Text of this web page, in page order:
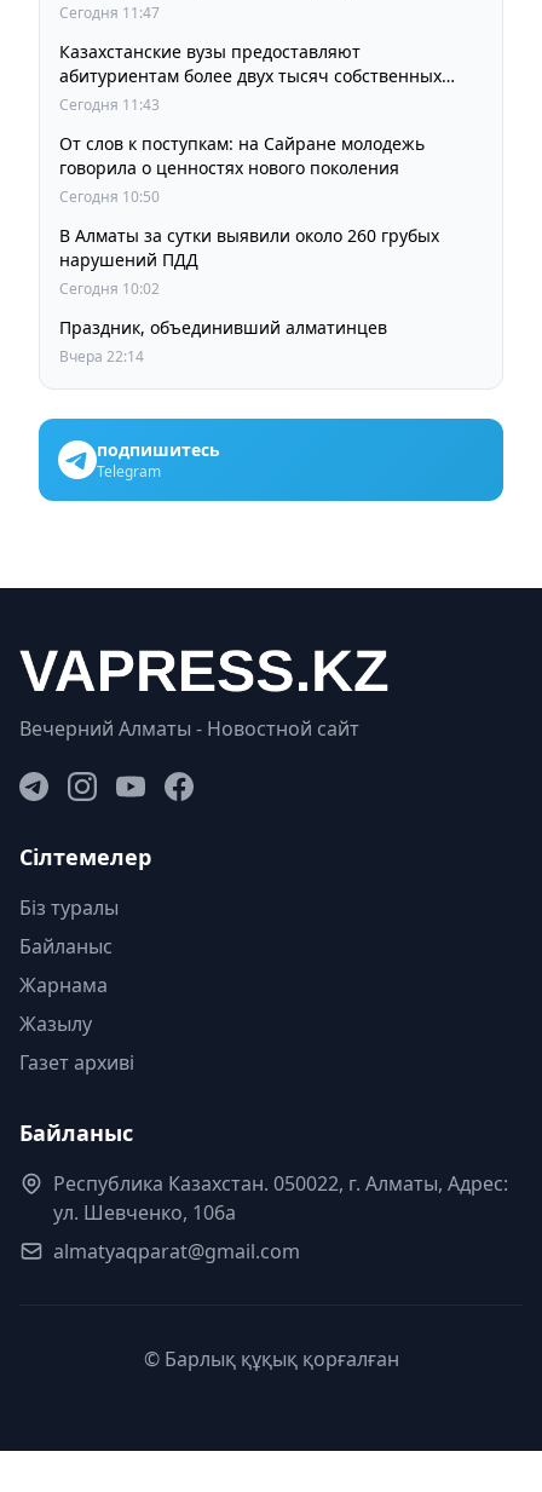
Сегодня 11:47
Казахстанские вузы предоставляют
абитуриентам более двух тысяч собственных
образовательных грантов
Сегодня 11:43
От слов к поступкам: на Сайране молодежь
говорила о ценностях нового поколения
Сегодня 10:50
В Алматы за сутки выявили около 260 грубых
нарушений ПДД
Сегодня 10:02
Праздник, объединивший алматинцев
Вчера 22:14
подпишитесь
Telegram
Вечерний Алматы - Новостной сайт
Сілтемелер
Біз туралы
Байланыс
Жарнама
Жазылу
Газет архиві
Байланыс
Республика Казахстан. 050022, г. Алматы, Адрес:
ул. Шевченко, 106а
almatyaqparat@gmail.com
© Барлық құқық қорғалған